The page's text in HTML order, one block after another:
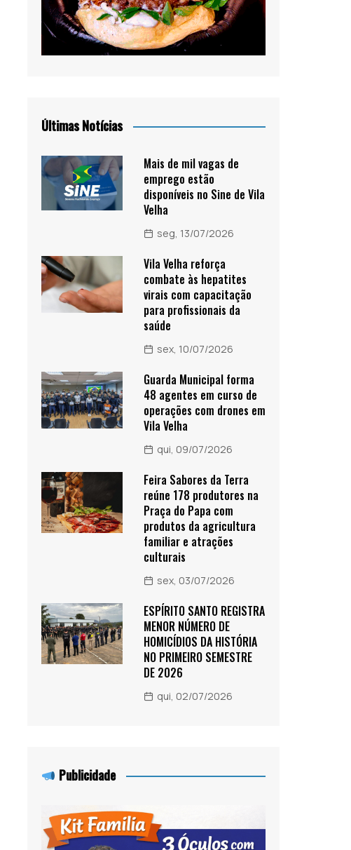
Últimas Notícias
Mais de mil vagas de
emprego estão
disponíveis no Sine de Vila
Velha
seg, 13/07/2026
Vila Velha reforça
combate às hepatites
virais com capacitação
para profissionais da
saúde
sex, 10/07/2026
Guarda Municipal forma
48 agentes em curso de
operações com drones em
Vila Velha
qui, 09/07/2026
Feira Sabores da Terra
reúne 178 produtores na
Praça do Papa com
produtos da agricultura
familiar e atrações
culturais
sex, 03/07/2026
ESPÍRITO SANTO REGISTRA
MENOR NÚMERO DE
HOMICÍDIOS DA HISTÓRIA
NO PRIMEIRO SEMESTRE
DE 2026
qui, 02/07/2026
Publicidade